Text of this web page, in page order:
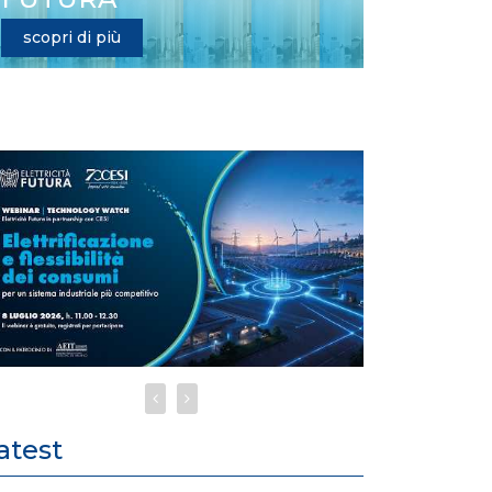
scopri di più